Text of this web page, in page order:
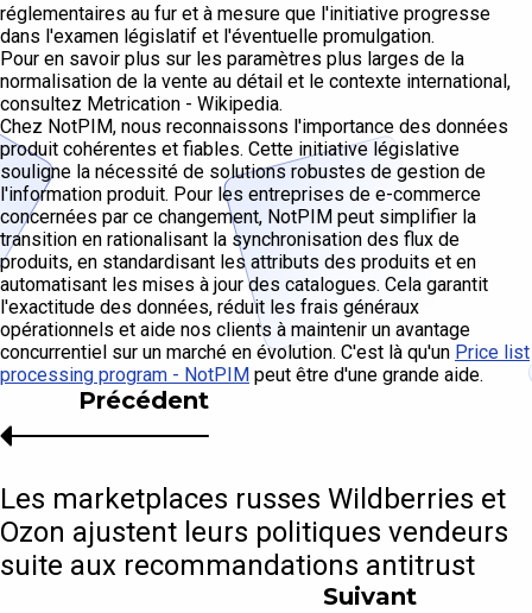
réglementaires au fur et à mesure que l'initiative progresse
dans l'examen législatif et l'éventuelle promulgation.
Pour en savoir plus sur les paramètres plus larges de la
normalisation de la vente au détail et le contexte international,
consultez Metrication - Wikipedia.
Chez NotPIM, nous reconnaissons l'importance des données
produit cohérentes et fiables. Cette initiative législative
souligne la nécessité de solutions robustes de gestion de
l'information produit. Pour les entreprises de e-commerce
concernées par ce changement, NotPIM peut simplifier la
transition en rationalisant la synchronisation des flux de
produits, en standardisant les attributs des produits et en
automatisant les mises à jour des catalogues. Cela garantit
l'exactitude des données, réduit les frais généraux
opérationnels et aide nos clients à maintenir un avantage
concurrentiel sur un marché en évolution. C'est là qu'un Price list
processing program - NotPIM peut être d'une grande aide.
Suivant
Précédent
Les marketplaces russes Wildberries et
Ozon ajustent leurs politiques vendeurs
suite aux recommandations antitrust